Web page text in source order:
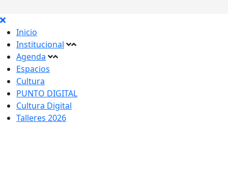
Inicio
Institucional
Agenda
Espacios
Cultura
PUNTO DIGITAL
Cultura Digital
Talleres 2026